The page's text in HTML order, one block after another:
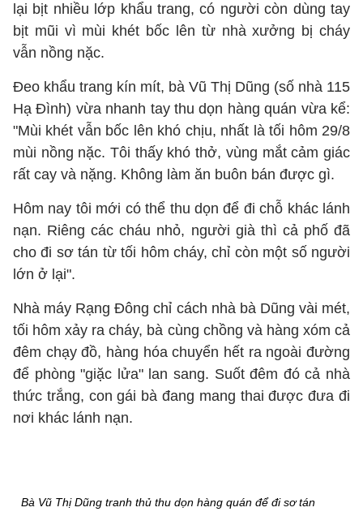
lại bịt nhiều lớp khẩu trang, có người còn dùng tay
bịt mũi vì mùi khét bốc lên từ nhà xưởng bị cháy
vẫn nồng nặc.
Đeo khẩu trang kín mít, bà Vũ Thị Dũng (số nhà 115
Hạ Đình) vừa nhanh tay thu dọn hàng quán vừa kể:
"Mùi khét vẫn bốc lên khó chịu, nhất là tối hôm 29/8
mùi nồng nặc. Tôi thấy khó thở, vùng mắt cảm giác
rất cay và nặng. Không làm ăn buôn bán được gì.
Hôm nay tôi mới có thể thu dọn để đi chỗ khác lánh
nạn. Riêng các cháu nhỏ, người già thì cả phố đã
cho đi sơ tán từ tối hôm cháy, chỉ còn một số người
lớn ở lại".
Nhà máy Rạng Đông chỉ cách nhà bà Dũng vài mét,
tối hôm xảy ra cháy, bà cùng chồng và hàng xóm cả
đêm chạy đồ, hàng hóa chuyển hết ra ngoài đường
để phòng "giặc lửa" lan sang. Suốt đêm đó cả nhà
thức trắng, con gái bà đang mang thai được đưa đi
nơi khác lánh nạn.
Bà Vũ Thị Dũng tranh thủ thu dọn hàng quán để đi sơ tán